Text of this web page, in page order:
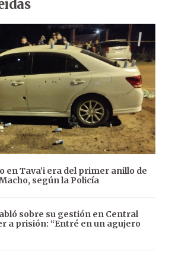
en Tava’i era del primer anillo de
según la Policía
sobre su gestión en Central
a prisión: “Entré en un agujero